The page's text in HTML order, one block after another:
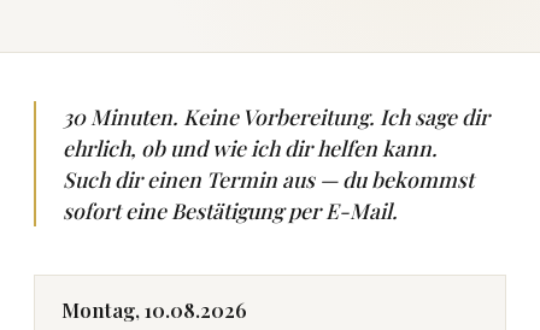
30 Minuten. Keine Vorbereitung. Ich sage dir
ehrlich, ob und wie ich dir helfen kann.
Such dir einen Termin aus — du bekommst
sofort eine Bestätigung per E-Mail.
Montag, 10.08.2026